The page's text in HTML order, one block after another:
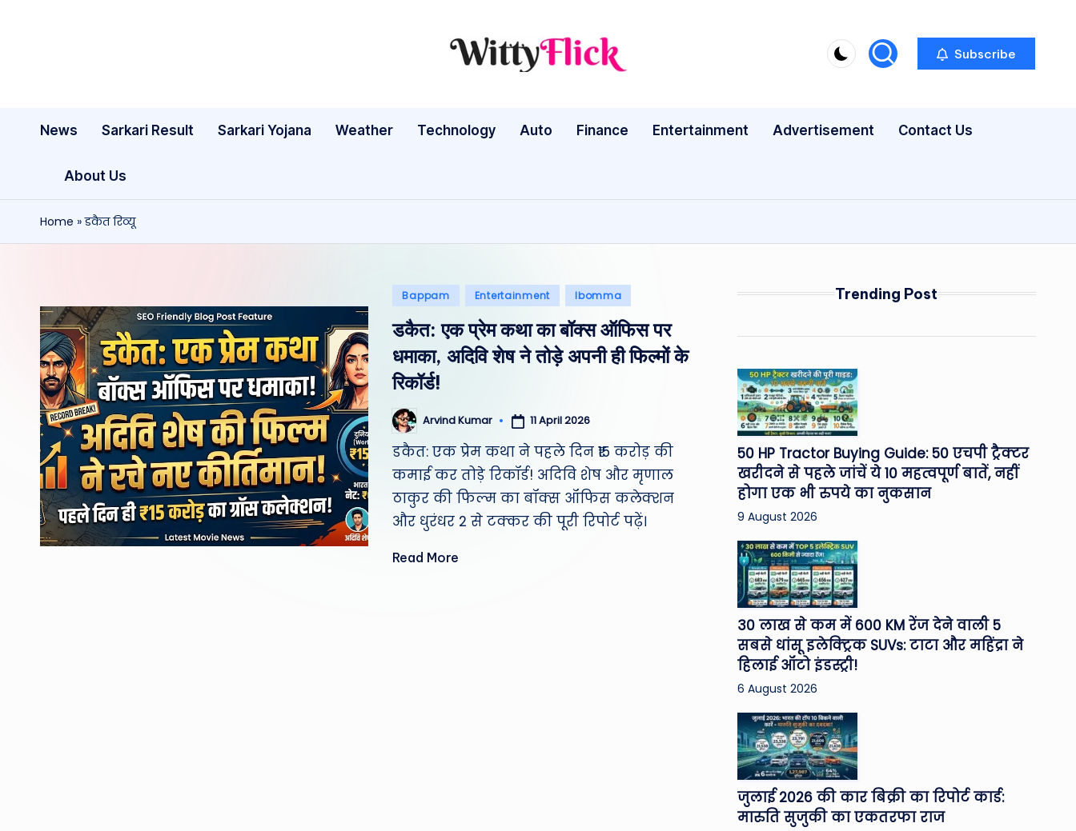
W
ty
ic
k:
a
te
st
e
a
th
er
WittyFlick:
Tech
Subscribe
News Sarkari Result Sarkari Yojana Weather Technology Auto Finance Entertainment Advertisement Contact Us
About Us
Home »डकैत रिव्यू
Posted
Bappam Entertainment Ibomma
डकैत: एक प्रेम कथा का बॉक्स ऑफिस पर
धमाका, अदिवि शेष ने तोड़े अपनी ही फिल्मों के
रिकॉर्ड!
Posted
by
Arvind Kumar 11 April 2026
डकैत: एक प्रेम कथा ने पहले दिन ₹15 करोड़ की
कमाई कर तोड़े रिकॉर्ड! अदिवि शेष और मृणाल
ठाकुर की फिल्म का बॉक्स ऑफिस कलेक्शन
और धुरंधर 2 से टक्कर की पूरी रिपोर्ट पढ़ें।
Read More
Trending Post
50 HP Tractor Buying Guide: 50 एचपी ट्रैक्टर
खरीदने से पहले जांचें ये 10 महत्वपूर्ण बातें, नहीं
होगा एक भी रुपये का नुकसान
9 August 2026
30 लाख से कम में 600 KM रेंज देने वाली 5
सबसे धांसू इलेक्ट्रिक SUVs: टाटा और महिंद्रा ने
हिलाई ऑटो इंडस्ट्री!
6 August 2026
जुलाई 2026 की कार बिक्री का रिपोर्ट कार्ड:
मारुति सुजुकी का एकतरफा राज